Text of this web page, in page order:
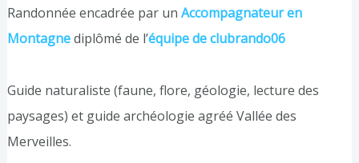
Randonnée encadrée par un Accompagnateur en
Montagnediplômé de l’équipe de clubrando06
Guide naturaliste (faune, flore, géologie, lecture des
paysages) et guide archéologie agréé Vallée des
Merveilles.